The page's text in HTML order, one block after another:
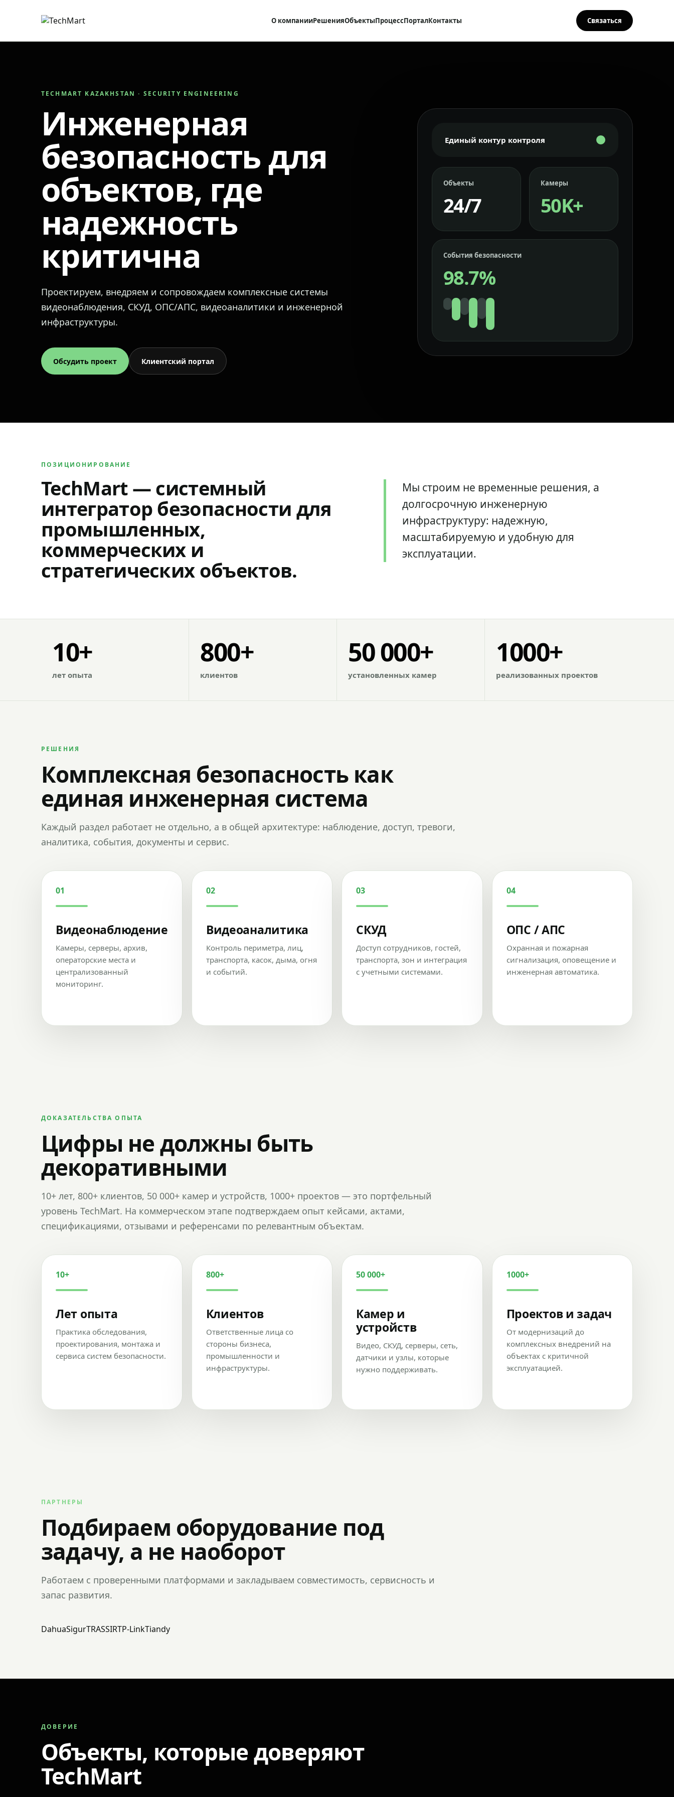
О компанииРешенияОбъектыПроцессПорталКонтакты Связаться
TECHMART KAZAKHSTAN · SECURITY ENGINEERING
Инженерная
безопасность для
объектов, где
надежность
критична
Проектируем, внедряем и сопровождаем комплексные системы
видеонаблюдения, СКУД, ОПС/АПС, видеоаналитики и инженерной
инфраструктуры.
Обсудить проект Клиентский портал
Единый контур контроля
Объекты
24/7
Камеры
50K+
События безопасности
98.7%
ПОЗИЦИОНИРОВАНИЕ
TechMart — системный
интегратор безопасности для
промышленных,
коммерческих и
стратегических объектов.
Мы строим не временные решения, а
долгосрочную инженерную
инфраструктуру: надежную,
масштабируемую и удобную для
эксплуатации.
10+
лет опыта
800+
клиентов
50 000+
установленных камер
1000+
реализованных проектов
РЕШЕНИЯ
Комплексная безопасность как
единая инженерная система
Каждый раздел работает не отдельно, а в общей архитектуре: наблюдение, доступ, тревоги,
аналитика, события, документы и сервис.
01
Видеонаблюдение
Камеры, серверы, архив,
операторские места и
централизованный
мониторинг.
02
Видеоаналитика
Контроль периметра, лиц,
транспорта, касок, дыма, огня
и событий.
03
СКУД
Доступ сотрудников, гостей,
транспорта, зон и интеграция
с учетными системами.
04
ОПС / АПС
Охранная и пожарная
сигнализация, оповещение и
инженерная автоматика.
ДОКАЗАТЕЛЬСТВА ОПЫТА
Цифры не должны быть
декоративными
10+ лет, 800+ клиентов, 50 000+ камер и устройств, 1000+ проектов — это портфельный
уровень TechMart. На коммерческом этапе подтверждаем опыт кейсами, актами,
спецификациями, отзывами и референсами по релевантным объектам.
10+
Лет опыта
Практика обследования,
проектирования, монтажа и
сервиса систем безопасности.
800+
Клиентов
Ответственные лица со
стороны бизнеса,
промышленности и
инфраструктуры.
50 000+
Камер и
устройств
Видео, СКУД, серверы, сеть,
датчики и узлы, которые
нужно поддерживать.
1000+
Проектов и задач
От модернизаций до
комплексных внедрений на
объектах с критичной
эксплуатацией.
ПАРТНЕРЫ
Подбираем оборудование под
задачу, а не наоборот
Работаем с проверенными платформами и закладываем совместимость, сервисность и
запас развития.
DahuaSigurTRASSIRTP-LinkTiandy
ДОВЕРИЕ
Объекты, которые доверяют
TechMart